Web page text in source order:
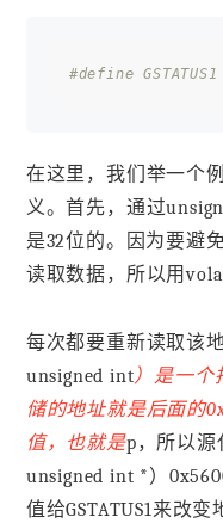
#define
在这里，我们举一个
义。首先，通过
是32位的。因为要避
读取数据，所以用
每次都要重新读取该
unsigned int）是一个
储的地址就是后面的
值，也就是p，所以
unsigned int *）
值给GSTATUS1来改